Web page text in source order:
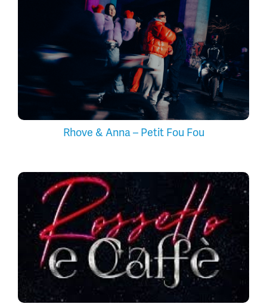
Rhove & Anna – Petit Fou Fou